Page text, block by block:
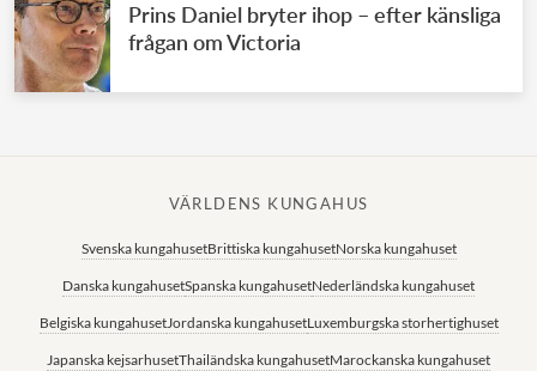
Prins Daniel bryter ihop – efter känsliga
frågan om Victoria
VÄRLDENS KUNGAHUS
Svenska kungahusetBrittiska kungahusetNorska kungahuset
Danska kungahusetSpanska kungahusetNederländska kungahuset
Belgiska kungahusetJordanska kungahusetLuxemburgska storhertighuset
Japanska kejsarhusetThailändska kungahusetMarockanska kungahuset